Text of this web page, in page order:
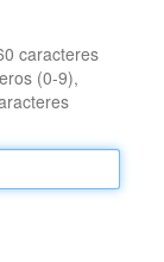
caracteres
(0-9),